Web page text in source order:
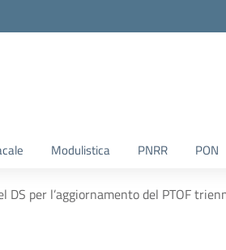
Modulistica PNRR PON
DS per l’aggiornamento del PTOF